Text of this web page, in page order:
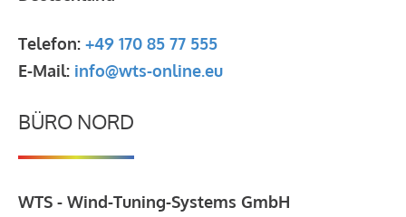
Telefon: +49 170 85 77 555
E-Mail: info@wts-online.eu
BÜRO NORD
WTS - Wind-Tuning-Systems GmbH